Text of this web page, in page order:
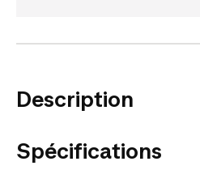
Description
Spécifications